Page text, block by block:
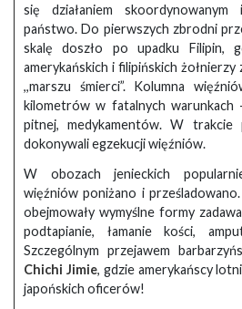
się działaniem
państwo. Do pierwszych zbrodni
skalę doszło po upadku Filipin,
amerykańskich i filipińskich
,,marszu śmierci”. Kolumna
kilometrów w fatalnych warunkach
pitnej, medykamentów. W trakcie
dokonywali egzekucji więźniów.
W obozach jenieckich
więźniów poniżano i
obejmowały wymyślne formy
podtapianie, łamanie kości,
Szczególnym przejawem
Chichi Jimie, gdzie amerykańscy
japońskich oficerów!